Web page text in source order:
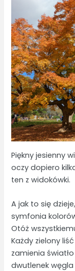
Piękny jesienny
oczy dopiero
ten z widokówki.
A jak to się
symfonia
Otóż
Każdy zielony
zamienia
dwutlenek